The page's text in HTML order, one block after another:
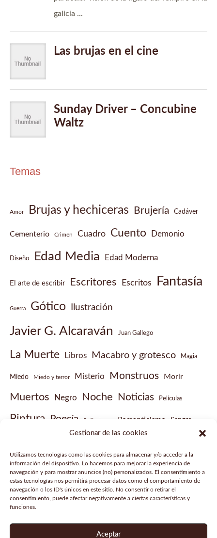
Gestionar de las cookies
Utilizamos tecnologías como las cookies para almacenar y/o acceder a la
información del dispositivo. Lo hacemos para mejorar la experiencia de
navegación y para mostrar anuncios (no) personalizados. El consentimiento a
estas tecnologías nos permitirá procesar datos como el comportamiento de
navegación o los ID's únicos en este sitio. No consentir o retirar el
consentimiento, puede afectar negativamente a ciertas características y
funciones.
Aceptar
Temas
Amor Brujas y hechiceras Brujería Cadáver
Cementerio Crimen Cuadro Cuento Demonio
Diseño Edad Media Edad Moderna
El arte de escribir Escritores Escritos Fantasía
Guerra Gótico Ilustración
Javier G. Alcaraván Juan Gallego
La Muerte Libros Macabro y grotesco Magia
Miedo Miedo y terror Misterio Monstruos Morir
Muertos Negro Noche Noticias Películas
Pintura Poesía Reflexiones Romanticismo Sangre
Vídeo musical